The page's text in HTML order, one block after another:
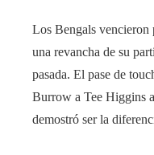
Los Bengals vencieron
una revancha de su
pasada. El pase de
Burrow a Tee Higgins
demostró ser la